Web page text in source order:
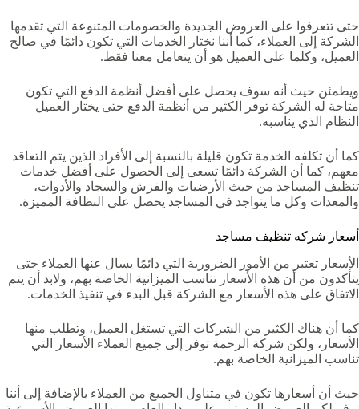
حتى تتعرفوا على العروض الجديدة والخصومات المتنوعة التي تقدمها
الشركة إلى العملاء، كما أننا نختار الخدمات التي تكون دائمًا في صالح
العميل، وكلما على العميل هو أن يتعامل معنا فقط.
ويطمئن حيث أنه سوف يحصل على أفضل أنظمة الدفع التي تكون
متاحة له الشركة توفر الكثير من أنظمة الدفع حتى يختار العميل
النظام الذي يناسبه.
كما أن تكلفه الخدمة تكون قليلة بالنسبة إلى الأفراد الذين يتم التعاقد
معهم، كما أن الشركة دائمًا تسعى إلى الحصول على أفضل خدمات
تنظيف المساجد من حيث الأرضيات والفرش والسجاد والأدوات،
والمعدات وكل ما يتواجد في المساجد يحصل على النظافة المميزة.
أسعار شركه تنظيف مساجد
الأسعار تعتبر من الأمور الضرورية التي دائمًا يسال عنها العملاء حتى
يتأكدون من أن هذه الأسعار تناسب الميزانية الخاصة بهم، ولابد أن يتم
الاتفاق على هذه الأسعار مع الشركة قبل البدء في تنفيذ الخدمات.
كما أن هناك الكثير من الشركات التي تستغل العميل، وتطلب منها
الأسعار، ولكن شركة الرحمة توفر إلى جميع العملاء الأسعار التي
تناسب الميزانية الخاصة بهم.
حيث أن أسعارها تكون في متناول الجميع من العملاء بالإضافة إلى أننا